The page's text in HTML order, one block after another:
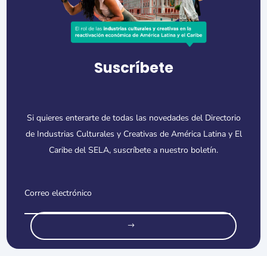
Suscríbete
Si quieres enterarte de todas las novedades del Directorio
de Industrias Culturales y Creativas de América Latina y El
Caribe del SELA, suscríbete a nuestro boletín.